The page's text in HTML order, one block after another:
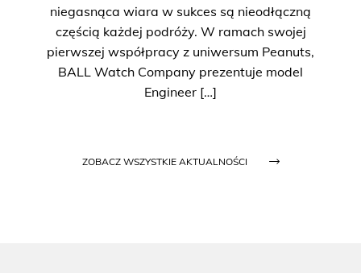
niegasnąca wiara w sukces są nieodłączną
częścią każdej podróży. W ramach swojej
pierwszej współpracy z uniwersum Peanuts,
BALL Watch Company prezentuje model
Engineer […]
ZOBACZ WSZYSTKIE AKTUALNOŚCI